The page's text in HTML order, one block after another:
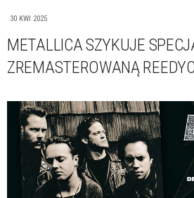
30 KWI 2025
METALLICA SZYKUJE
ZREMASTEROWANĄ